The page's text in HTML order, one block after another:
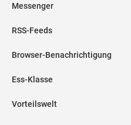
Messenger
RSS-Feeds
Browser-Benachrichtigung
Ess-Klasse
Vorteilswelt